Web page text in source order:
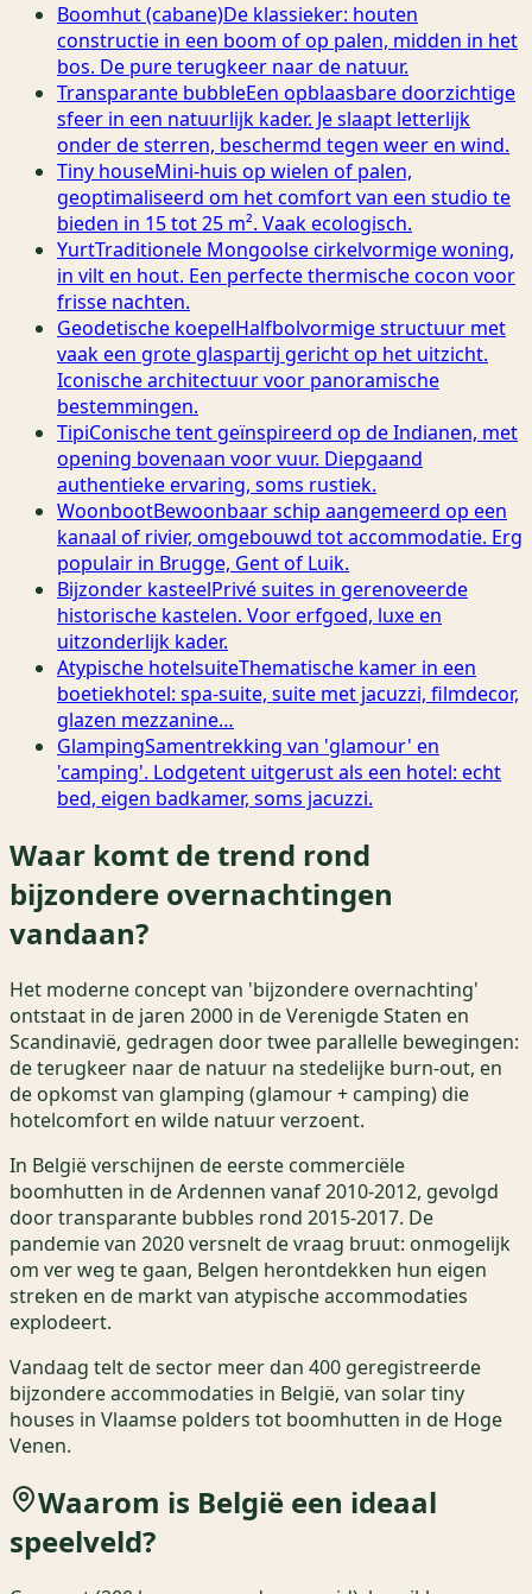
Boomhut (cabane)De klassieker: houten
constructie in een boom of op palen, midden in het
bos. De pure terugkeer naar de natuur.
Transparante bubbleEen opblaasbare doorzichtige
sfeer in een natuurlijk kader. Je slaapt letterlijk
onder de sterren, beschermd tegen weer en wind.
Tiny houseMini-huis op wielen of palen,
geoptimaliseerd om het comfort van een studio te
bieden in 15 tot 25 m². Vaak ecologisch.
YurtTraditionele Mongoolse cirkelvormige woning,
in vilt en hout. Een perfecte thermische cocon voor
frisse nachten.
Geodetische koepelHalfbolvormige structuur met
vaak een grote glaspartij gericht op het uitzicht.
Iconische architectuur voor panoramische
bestemmingen.
TipiConische tent geïnspireerd op de Indianen, met
opening bovenaan voor vuur. Diepgaand
authentieke ervaring, soms rustiek.
WoonbootBewoonbaar schip aangemeerd op een
kanaal of rivier, omgebouwd tot accommodatie. Erg
populair in Brugge, Gent of Luik.
Bijzonder kasteelPrivé suites in gerenoveerde
historische kastelen. Voor erfgoed, luxe en
uitzonderlijk kader.
Atypische hotelsuiteThematische kamer in een
boetiekhotel: spa-suite, suite met jacuzzi, filmdecor,
glazen mezzanine…
GlampingSamentrekking van 'glamour' en
'camping'. Lodgetent uitgerust als een hotel: echt
bed, eigen badkamer, soms jacuzzi.
Waar komt de trend rond
bijzondere overnachtingen
vandaan?
Het moderne concept van 'bijzondere overnachting'
ontstaat in de jaren 2000 in de Verenigde Staten en
Scandinavië, gedragen door twee parallelle bewegingen:
de terugkeer naar de natuur na stedelijke burn-out, en
de opkomst van glamping (glamour + camping) die
hotelcomfort en wilde natuur verzoent.
In België verschijnen de eerste commerciële
boomhutten in de Ardennen vanaf 2010-2012, gevolgd
door transparante bubbles rond 2015-2017. De
pandemie van 2020 versnelt de vraag bruut: onmogelijk
om ver weg te gaan, Belgen herontdekken hun eigen
streken en de markt van atypische accommodaties
explodeert.
Vandaag telt de sector meer dan 400 geregistreerde
bijzondere accommodaties in België, van solar tiny
houses in Vlaamse polders tot boomhutten in de Hoge
Venen.
Waarom is België een ideaal
speelveld?